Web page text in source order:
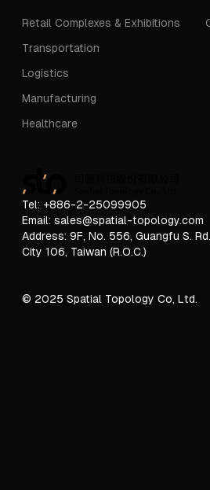
Retail Complexes & Exhibitions
Transportation
Logistics
Manufacturing
Healthcare
Tel: +886-2-25099905
Email: sales@spatial-topology.com
Address: 9F, No. 556, Guangfu S.
City 106, Taiwan (R.O.C.)
© 2025 Spatial Topology Co, Ltd.